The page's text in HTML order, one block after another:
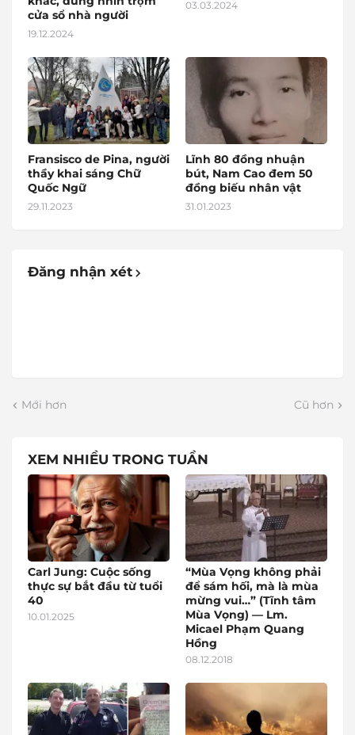
cửa sổ nhà người
19.12.2024
03.03.2024
Fransisco de Pina, người
thầy khai sáng Chữ
Quốc Ngữ
29.11.2023
Lĩnh 80 đồng nhuận
bút, Nam Cao đem 50
đồng biếu nhân vật
31.01.2023
Đăng nhận xét
Mới hơn Cũ hơn
XEM NHIỀU TRONG TUẦN
Carl Jung: Cuộc sống
thực sự bắt đầu từ tuổi
40
10.01.2025
“Mùa Vọng không phải
để sám hối, mà là mùa
mừng vui…” (Tĩnh tâm
Mùa Vọng) — Lm.
Micael Phạm Quang
Hồng
08.12.2018